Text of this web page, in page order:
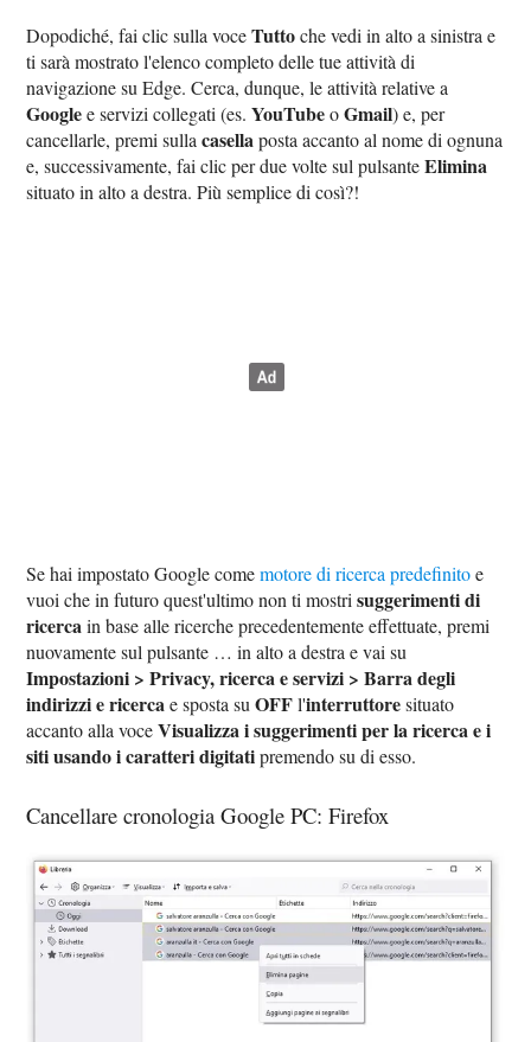
Dopodiché, fai clic sulla voceTuttoche vedi in alto a sinistra e
ti sarà mostrato l'elenco completo delle tue attività di
navigazione su Edge. Cerca, dunque, le attività relative a
Googlee servizi collegati (es.YouTubeoGmail) e, per
cancellarle, premi sullacasellaposta accanto al nome di ognuna
e, successivamente, fai clic per due volte sul pulsanteElimina
situato in alto a destra. Più semplice di così?!
Se hai impostato Google comemotore di ricerca predefinitoe
vuoi che in futuro quest'ultimo non ti mostrisuggerimenti di
ricercain base alle ricerche precedentemente effettuate, premi
nuovamente sul pulsante … in alto a destra e vai su
Impostazioni > Privacy, ricerca e servizi > Barra degli
indirizzi e ricercae sposta suOFFl'interruttoresituato
accanto alla voceVisualizza i suggerimenti per la ricerca e i
siti usando i caratteri digitatipremendo su di esso.
Cancellare cronologia Google PC: Firefox